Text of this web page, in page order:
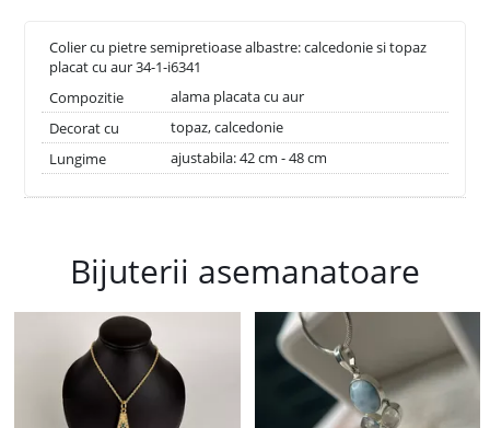
Colier cu pietre semipretioase albastre: calcedonie si topaz
placat cu aur 34-1-i6341
Compozitie
alama placata cu aur
Decorat cu
topaz, calcedonie
Lungime
ajustabila: 42 cm - 48 cm
Bijuterii asemanatoare